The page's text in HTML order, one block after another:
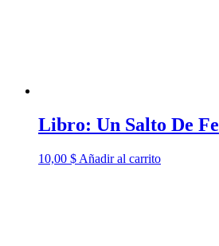
Libro: Un Salto De Fe
10,00 $ Añadir al carrito